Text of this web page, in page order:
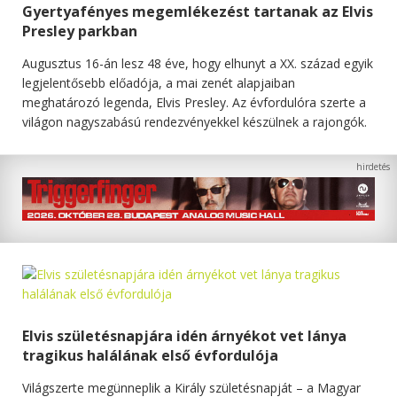
Gyertyafényes megemlékezést tartanak az Elvis
Presley parkban
Augusztus 16-án lesz 48 éve, hogy elhunyt a XX. század egyik
legjelentősebb előadója, a mai zenét alapjaiban
meghatározó legenda, Elvis Presley. Az évfordulóra szerte a
világon nagyszabású rendezvényekkel készülnek a rajongók.
Elvis születésnapjára idén árnyékot vet lánya
tragikus halálának első évfordulója
Világszerte megünneplik a Király születésnapját – a Magyar